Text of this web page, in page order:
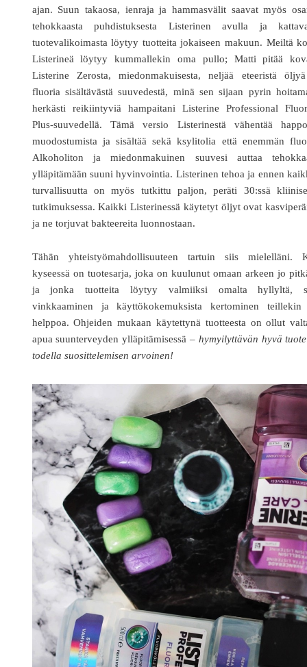
ajan. Suun takaosa, ienraja ja hammasvälit saavat myös
tehokkaasta puhdistuksesta Listerinen avulla ja
tuotevalikoimasta löytyy tuotteita jokaiseen makuun. Meiltä
Listerineä löytyy kummallekin oma pullo; Matti pitää
Listerine Zerosta, miedonmakuisesta, neljää eteeristä
fluoria sisältävästä suuvedestä, minä sen sijaan pyrin
herkästi reikiintyviä hampaitani Listerine Professional
Plus-suuvedellä. Tämä versio Listerinestä vähentää
muodostumista ja sisältää sekä ksylitolia että enemmän
Alkoholiton ja miedonmakuinen suuvesi auttaa
ylläpitämään suuni hyvinvointia. Listerinen tehoa ja ennen
turvallisuutta on myös tutkittu paljon, peräti 30:ssä
tutkimuksessa. Kaikki Listerinessä käytetyt öljyt ovat
ja ne torjuvat bakteereita luonnostaan.
Tähän yhteistyömahdollisuuteen tartuin siis mielelläni.
kyseessä on tuotesarja, joka on kuulunut omaan arkeen jo
ja jonka tuotteita löytyy valmiiksi omalta hyllyltä,
vinkkaaminen ja käyttökokemuksista kertominen
helppoa. Ohjeiden mukaan käytettynä tuotteesta on ollut
apua suunterveyden ylläpitämisessä – hymyilyttävän hyvä
todella suosittelemisen arvoinen!